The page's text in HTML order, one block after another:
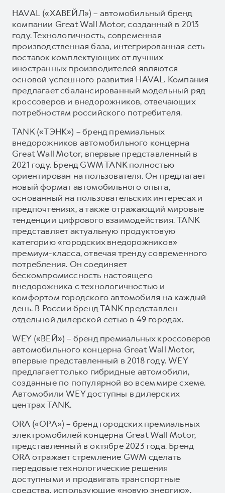
HAVAL («ХАВЕЙЛ») – автомобильный бренд
компании Great Wall Motor, созданный в 2013
году. Технологичность, современная
производственная база, интегрированная сеть
поставок комплектующих от лучших
иностранных производителей являются
основой успешного развития HAVAL. Компания
предлагает сбалансированный модельный ряд
кроссоверов и внедорожников, отвечающих
потребностям российского потребителя.
TANK («ТЭНК») – бренд премиальных
внедорожников автомобильного концерна
Great Wall Motor, впервые представленный в
2021 году. Бренд GWM TANK полностью
ориентирован на пользователя. Он предлагает
новый формат автомобильного опыта,
основанный на пользовательских интересах и
предпочтениях, а также отражающий мировые
тенденции цифрового взаимодействия. TANK
представляет актуальную продуктовую
категорию «городских внедорожников»
премиум-класса, отвечая тренду современного
потребления. Он соединяет
бескомпромиссность настоящего
внедорожника с технологичностью и
комфортом городского автомобиля на каждый
день. В России бренд TANK представлен
отдельной дилерской сетью в 49 городах.
WEY («ВЕЙ») – бренд премиальных кроссоверов
автомобильного концерна Great Wall Motor,
впервые представленный в 2018 году. WEY
предлагает только гибридные автомобили,
созданные по популярной во всем мире схеме.
Автомобили WEY доступны в дилерских
центрах TANK.
ORA («ОРА») – бренд городских премиальных
электромобилей концерна Great Wall Motor,
представленный в октябре 2023 года. Бренд
ORA отражает стремление GWM сделать
передовые технологические решения
доступными и продвигать транспортные
средства, использующие «новую энергию».